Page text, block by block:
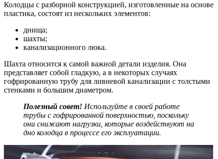
Колодцы с разборной конструкцией, изготовленные на основе
пластика, состоят из нескольких элементов:
днища;
шахты;
канализационного люка.
Шахта относится к самой важной детали изделия. Она
представляет собой гладкую, а в некоторых случаях
гофрированную трубу для ливневой канализации с толстыми
стенками и большим диаметром.
Полезный совет! Используйте в своей работе
трубы с гофрированной поверхностью, поскольку
они снижают нагрузки, которые воздействуют на
дно колодца в процессе его эксплуатации.